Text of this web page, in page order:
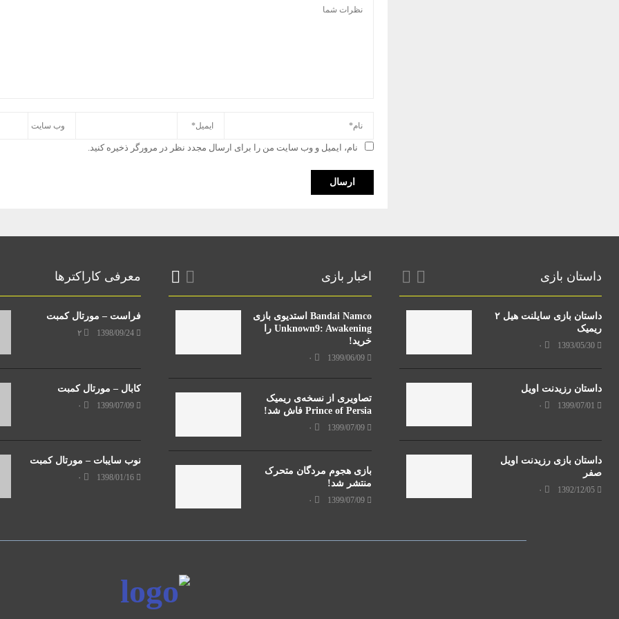
نام، ایمیل و وب سایت من را برای ارسال مجدد نظر در مرورگر ذخیره کنید.
داستان بازی
داستان بازی سایلنت هیل ۲
ریمیک
1393/05/30 ۰
داستان رزیدنت اویل
1399/07/01 ۰
داستان بازی رزیدنت اویل
صفر
1392/12/05 ۰
اخبار بازی
Bandai Namco استدیوی بازی
Unknown9: Awakening را
خرید!
1399/06/09 ۰
تصاویری از نسخه‌ی ریمیک
Prince of Persia فاش شد!
1399/07/09 ۰
بازی هجوم مردگان متحرک
منتشر شد!
1399/07/09 ۰
معرفی کاراکترها
فراست – مورتال کمبت
1398/09/24 ۲
کابال – مورتال کمبت
1399/07/09 ۰
نوب سایبات – مورتال کمبت
1398/01/16 ۰